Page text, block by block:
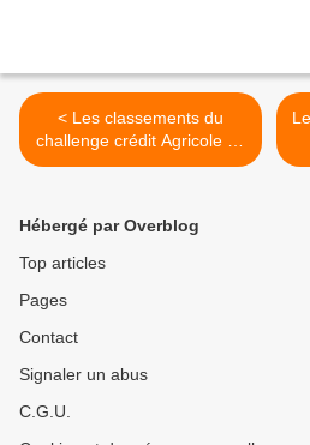
< Les classements du
challenge crédit Agricole 28
en U15 et U17 après 3
Hébergé par Overblog
Top articles
Pages
Contact
Signaler un abus
C.G.U.